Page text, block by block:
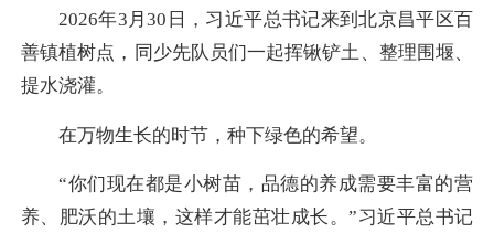
2026年3月30日，习近平总书记来到北京昌平区百
善镇植树点，同少先队员们一起挥锹铲土、整理围堰、
提水浇灌。
在万物生长的时节，种下绿色的希望。
“你们现在都是小树苗，品德的养成需要丰富的营
养、肥沃的土壤，这样才能茁壮成长。”习近平总书记